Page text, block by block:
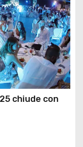
chiude con